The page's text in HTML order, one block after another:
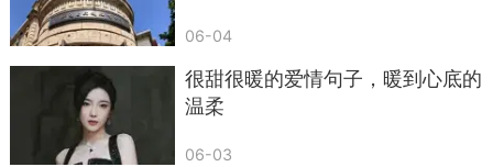
维系这个家庭，彼此包容度也会随之提升。
第十句：往后余生，三餐四季，我都想陪着你
慢慢走完。
这句话温柔且质朴，没有华丽的辞藻，描绘的
06-04
很甜很暖的爱情句子，暖到心底的
温柔
06-03